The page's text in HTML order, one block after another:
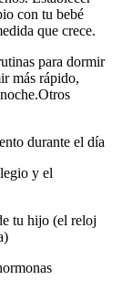
con tu bebé
que crece.
para dormir
más rápido,
Otros
durante el día
y el
tu hijo (el reloj